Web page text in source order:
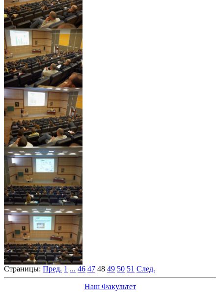
Страницы: Пред. 1 ... 46 47 48 49 50 51 След.
Наш Факультет